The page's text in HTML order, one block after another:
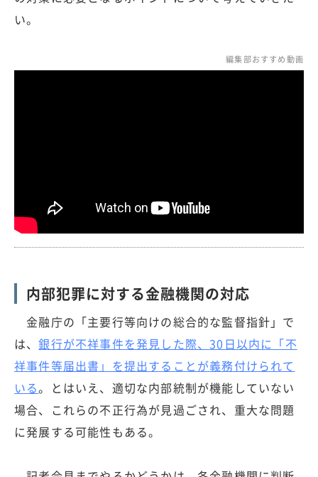
い。
編集部おすすめ動画
内部犯罪に対する金融機関の対応
金融庁の「主要行等向けの総合的な監督指針」で
は、銀行が不祥事件を発見した際、30日以内に「不
祥事件等届出書」を提出することが義務付けられて
いる。とはいえ、適切な内部統制が機能していない
場合、これらの不正行為が見過ごされ、重大な問題
に発展する可能性もある。